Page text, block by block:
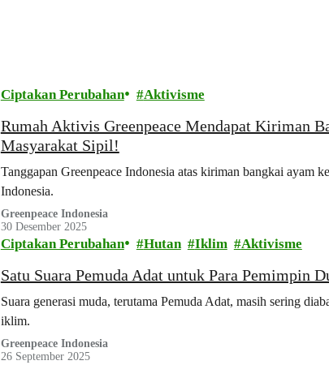
Ciptakan Perubahan Aktivisme
Rumah Aktivis Greenpeace Mendapat Kiriman
Masyarakat Sipil!
Tanggapan Greenpeace Indonesia atas kiriman bangkai ayam
Indonesia.
Greenpeace Indonesia
30 Desember 2025
Ciptakan Perubahan Hutan Iklim Aktivisme
Satu Suara Pemuda Adat untuk Para Pemimpin
Suara generasi muda, terutama Pemuda Adat, masih sering
iklim.
Greenpeace Indonesia
26 September 2025